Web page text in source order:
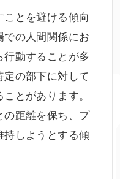
とを避ける傾向
の人間関係にお
動することが多
の部下に対して
とがあります。
の距離を保ち、プ
持しようとする傾